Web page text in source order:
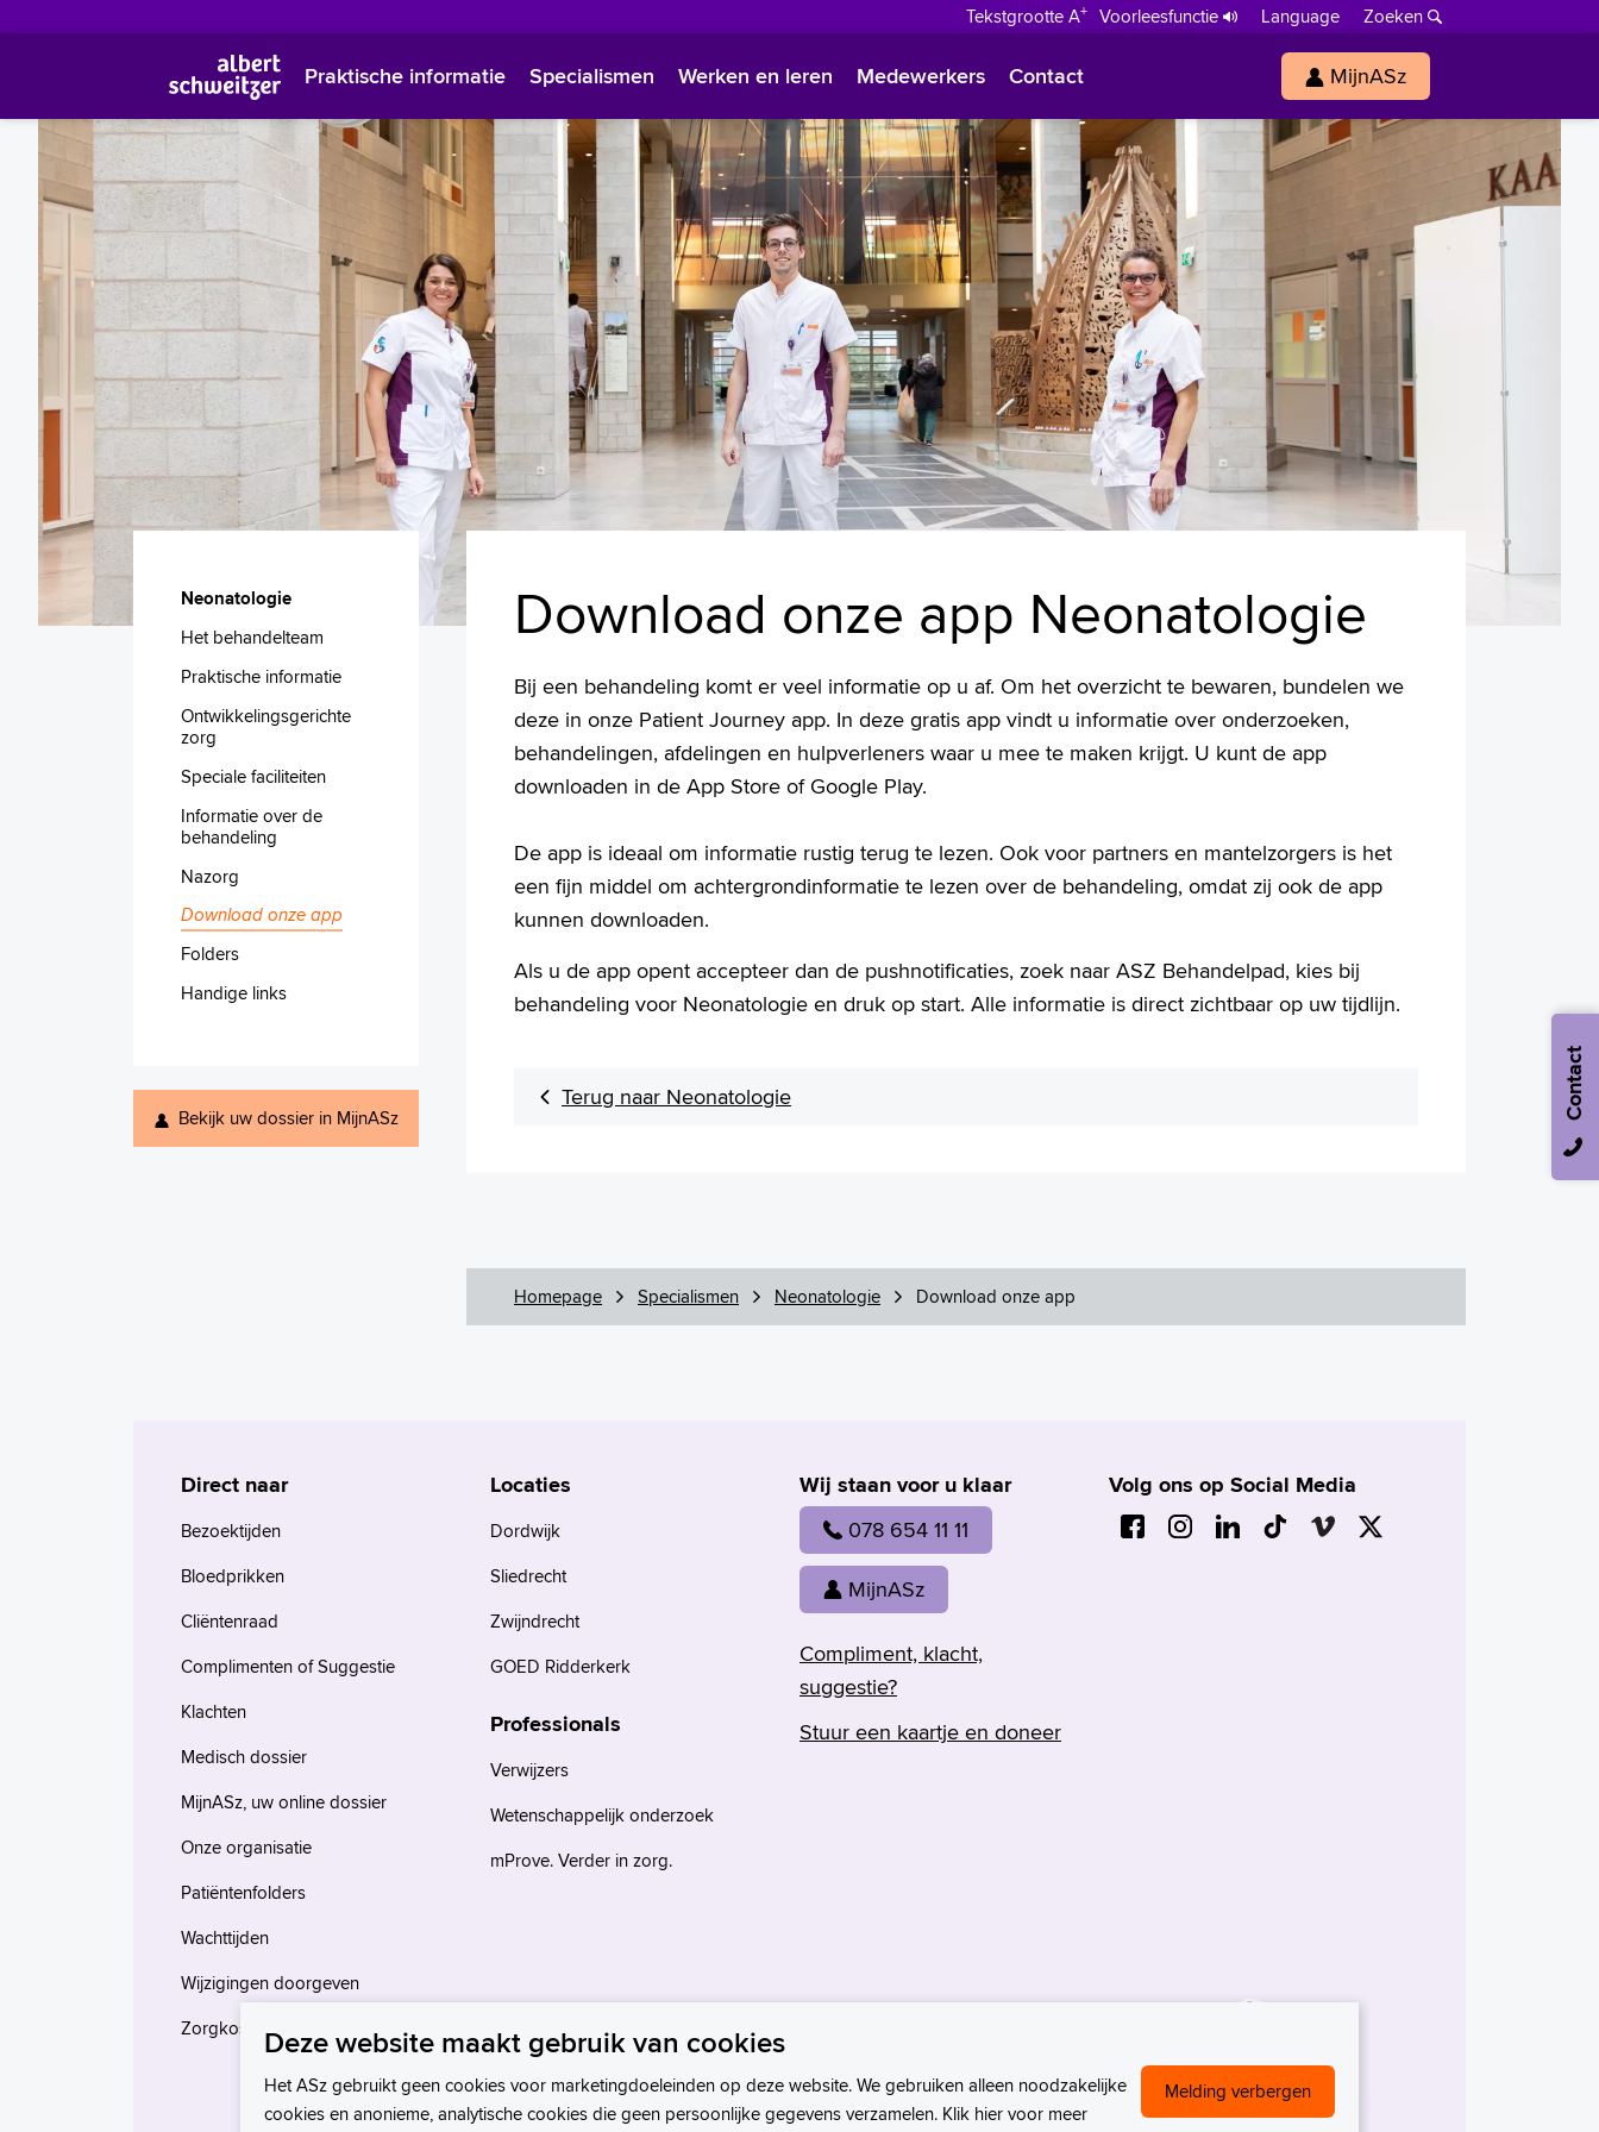
Tekstgrootte A+ Voorleesfunctie Language
Zoeken
Polski
Türkçe
Arabisch
Praktische informatie Specialismen Werken en leren Medewerkers Contact MijnASz
Neonatologie
Het behandelteam
Praktische informatie
Ontwikkelingsgerichte
zorg
Speciale faciliteiten
Informatie over de
behandeling
Nazorg
Download onze app
Folders
Handige links
Bekijk uw dossier in MijnASz
Download onze app Neonatologie
Bij een behandeling komt er veel informatie op u af. Om het overzicht te bewaren, bundelen we
deze in onze Patient Journey app. In deze gratis app vindt u informatie over onderzoeken,
behandelingen, afdelingen en hulpverleners waar u mee te maken krijgt. U kunt de app
downloaden in de App Store of Google Play.
De app is ideaal om informatie rustig terug te lezen. Ook voor partners en mantelzorgers is het
een fijn middel om achtergrondinformatie te lezen over de behandeling, omdat zij ook de app
kunnen downloaden.
Als u de app opent accepteer dan de pushnotificaties, zoek naar ASZ Behandelpad, kies bij
behandeling voor Neonatologie en druk op start. Alle informatie is direct zichtbaar op uw tijdlijn.
Terug naar Neonatologie
Homepage Specialismen Neonatologie Download onze app
Wij staan voor u klaar
078 654 11 11
MijnASz
Compliment, klacht,
suggestie?
Stuur een kaartje en doneer
Volg ons op Social Media
Direct naar
Bezoektijden
Bloedprikken
Cliëntenraad
Complimenten of Suggestie
Klachten
Medisch dossier
MijnASz, uw online dossier
Onze organisatie
Patiëntenfolders
Wachttijden
Wijzigingen doorgeven
Zorgkosten en verzekeringen
Locaties
Dordwijk
Sliedrecht
Zwijndrecht
GOED Ridderkerk
Professionals
Verwijzers
Wetenschappelijk onderzoek
mProve. Verder in zorg.
Contact
Deze website maakt gebruik van cookies
Het ASz gebruikt geen cookies voor marketingdoeleinden op deze website. We gebruiken alleen noodzakelijke
cookies en anonieme, analytische cookies die geen persoonlijke gegevens verzamelen. Klik hier voor meer
Melding verbergen